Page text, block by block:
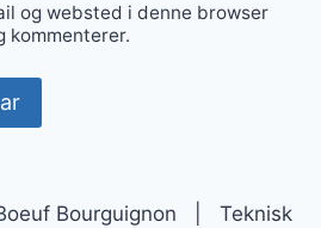
og websted i denne browser
kommenterer.
Bourguignon | Teknisk